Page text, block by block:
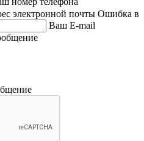
электронной почты Ошибка в
Ваш E-mail